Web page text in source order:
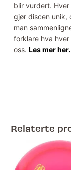
blir vurdert. Hver
gjør discen unik,
man
forklare hva
oss.Les mer her.
Relaterte